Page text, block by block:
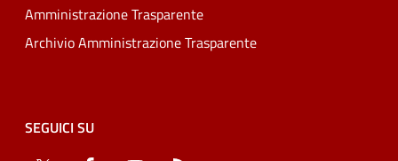
Amministrazione Trasparente
Archivio Amministrazione Trasparente
SEGUICI SU